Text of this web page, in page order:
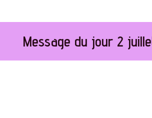
Message du jour 2